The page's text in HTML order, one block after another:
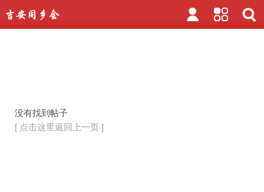
没有找到帖子
[ 点击这里返回上一页 ]